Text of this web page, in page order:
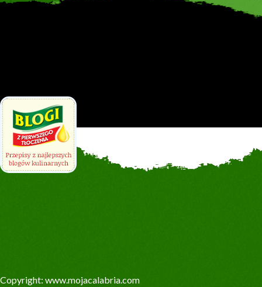
Copyright: www.mojacalabria.com